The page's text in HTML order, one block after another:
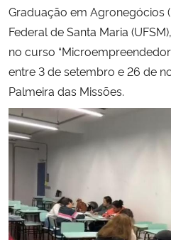
Ministério do Desenvolvimento Regional
Controladoria-Geral da União
Ministério da Mulher, da Família e dos
Secretaria-Geral
Secretaria de Governo
Graduação em Agronegócios
Federal de Santa Maria
no curso
entre 3 de setembro e 26 de
Palmeira das Missões.